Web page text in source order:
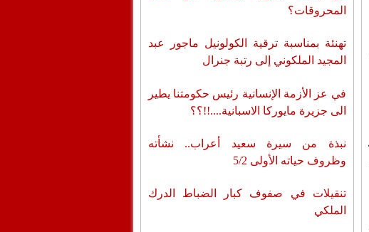
المحروقات؟
تهنئة بمناسبة ترقية الكولونيل ماجور عبد
المجيد الملكوني إلى رتبة جنرال
في عز الأزمة الإنسانية رئيس حكومتنا يطير
الى جزيرة مايوركا الاسبانية....!!؟؟
نبذة من سيرة سعيد أعراب.. نشأته
وظروف حياته الأولى 5/2
تنقيلات في صفوف كبار الضباط الدرك
الملكي